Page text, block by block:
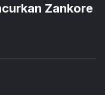
Zankore